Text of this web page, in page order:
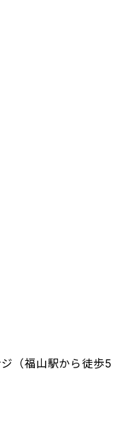
（福山駅から徒歩5